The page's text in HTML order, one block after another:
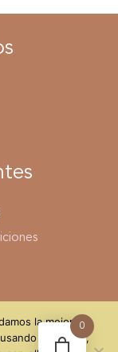
0
la mejor
este sitio,